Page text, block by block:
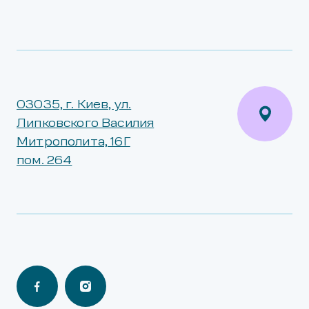
03035, г. Киев, ул.
Липковского Василия
Митрополита, 16Г
пом. 264